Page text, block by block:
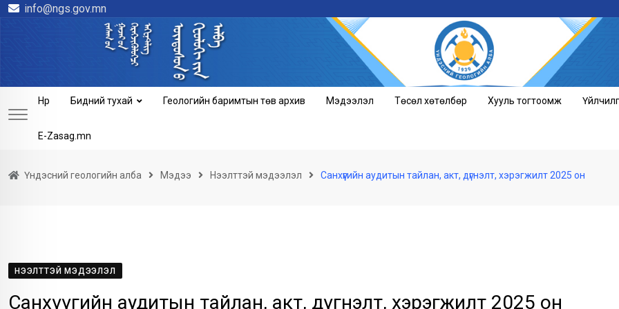
Skip info@ngs.gov.mn
Нүүр Бидний тухай Геологийн баримтын төв архив Мэдээлэл Төсөл хөтөлбөр Хууль тогтоомж
E-Zasag.mn
Үндэсний геологийн алба Мэдээ Нээлттэй мэдээлэл Санхүүгийн аудитын тайлан, акт, дүгнэлт, хэрэгжилт 2025 он
НЭЭЛТТЭЙ МЭДЭЭЛЭЛ
Санхүүгийн аудитын тайлан, акт, дүгнэлт, хэрэгжилт 2025 он